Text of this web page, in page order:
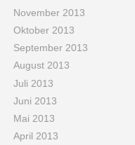
November 2013
Oktober 2013
September 2013
August 2013
Juli 2013
Juni 2013
Mai 2013
April 2013